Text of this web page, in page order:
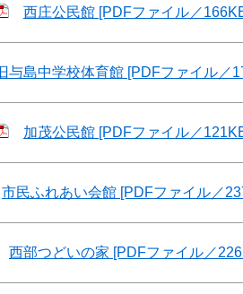
西庄公民館 [PDFファイル／
旧与島中学校体育館 [PDFファイル／
加茂公民館 [PDFファイル／
市民ふれあい会館 [PDFファイル／
西部つどいの家 [PDFファイル／